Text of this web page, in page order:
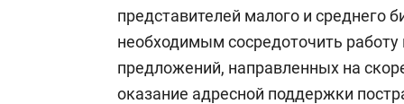
представителей малого и среднего
необходимым сосредоточить
предложений, направленных на
оказание адресной поддержки